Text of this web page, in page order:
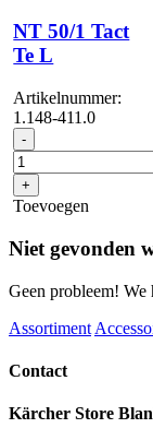
NT 50/1 Tact
Te L
Artikelnummer:
1.148-411.0
- NT
50/1
Tact
Te
L
+
Toevoegen
Niet gevonden
Geen probleem! We
Assortiment
Contact
Kärcher Store